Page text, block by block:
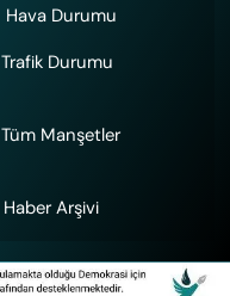
Hava Durumu
Trafik Durumu
Tüm Manşetler
Haber Arşivi